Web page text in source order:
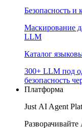
Безопасность и
Маскирование
LLM
Каталог
300+ LLM под
безопасность
Платформа
Just AI Agent